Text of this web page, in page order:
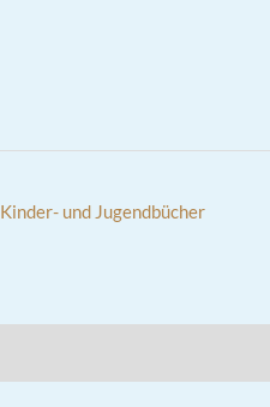
Kinder- und Jugendbücher